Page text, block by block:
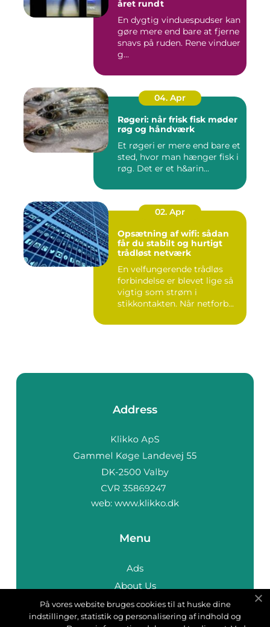
året rundt
En dygtig vinduespudser kan
gøre mere end bare at fjerne
snavs på ruden. Rene vinduer
g...
04. Apr
Røgeri: når frisk fisk møder
røg og håndværk
Et røgeri er mere end bare et
sted, hvor man hænger fisk i
røg. Det er et h&arin...
02. Apr
Opsætning af wifi: sådan
får du stabilt og hurtigt
trådløst netværk
En velfungerende trådløs
forbindelse er blevet lige så
vigtig som strøm i
stikkontakten. Når netforb...
Address
web: www.klikko.dk
Menu
Ads
About Us
Cookies
Contact
På vores website bruges cookies til at huske dine
indstillinger, statistik og personalisering af indhold og